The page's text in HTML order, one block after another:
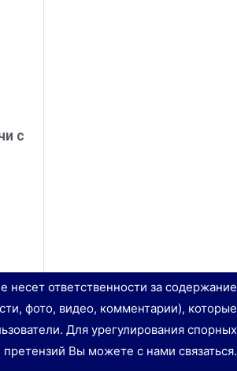
с
несет ответственности за содержание
фото, видео, комментарии), которые
Для урегулирования спорных
претензий Вы можете с нами связаться.